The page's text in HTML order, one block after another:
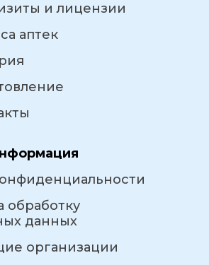
и лицензии
аптек
обработку
данных
организации